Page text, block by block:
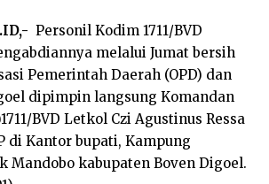
Personil Kodim 1711/BVD
melalui Jumat bersih
Pemerintah Daerah (OPD) dan
dipimpin langsung Komandan
BVD Letkol Czi Agustinus Ressa
di Kantor bupati, Kampung
Mandobo kabupaten Boven Digoel.